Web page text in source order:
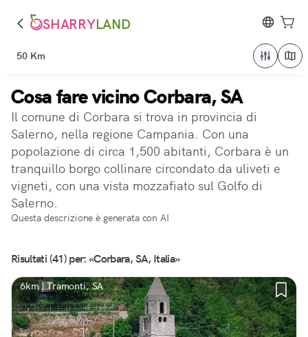
SHARRYLAND
50 Km
Cosa fare vicino Corbara, SA
Il comune di Corbara si trova in provincia di
Salerno, nella regione Campania. Con una
popolazione di circa 1,500 abitanti, Corbara è un
tranquillo borgo collinare circondato da uliveti e
vigneti, con una vista mozzafiato sul Golfo di
Salerno.
Questa descrizione è generata con AI
Risultati (41) per: «Corbara, SA, Italia»
6km | Tramonti, SA